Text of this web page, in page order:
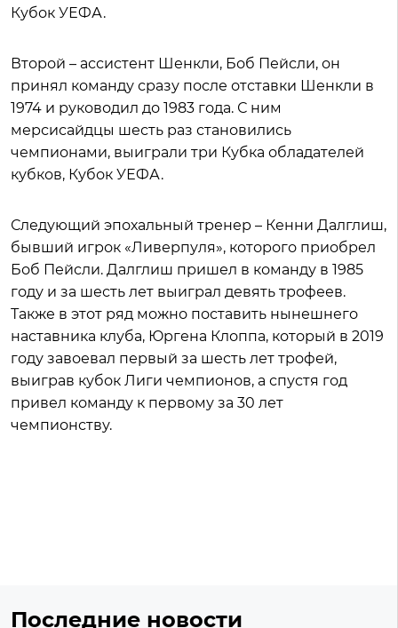
Кубок УЕФА.
Второй – ассистент Шенкли, Боб Пейсли, он
принял команду сразу после отставки Шенкли в
1974 и руководил до 1983 года. С ним
мерсисайдцы шесть раз становились
чемпионами, выиграли три Кубка обладателей
кубков, Кубок УЕФА.
Следующий эпохальный тренер – Кенни Далглиш,
бывший игрок «Ливерпуля», которого приобрел
Боб Пейсли. Далглиш пришел в команду в 1985
году и за шесть лет выиграл девять трофеев.
Также в этот ряд можно поставить нынешнего
наставника клуба, Юргена Клоппа, который в 2019
году завоевал первый за шесть лет трофей,
выиграв кубок Лиги чемпионов, а спустя год
привел команду к первому за 30 лет
чемпионству.
Последние новости